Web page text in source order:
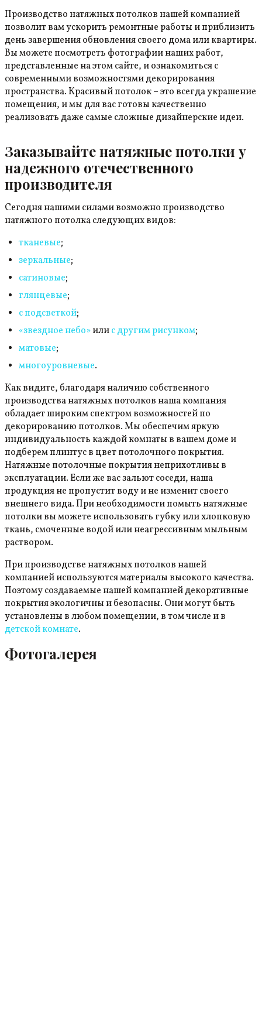
Производство натяжных потолков нашей компанией
позволит вам ускорить ремонтные работы и приблизить
день завершения обновления своего дома или квартиры.
Вы можете посмотреть фотографии наших работ,
представленные на этом сайте, и ознакомиться с
современными возможностями декорирования
пространства. Красивый потолок – это всегда украшение
помещения, и мы для вас готовы качественно
реализовать даже самые сложные дизайнерские идеи.
Заказывайте натяжные потолки у
надежного отечественного
производителя
Сегодня нашими силами возможно производство
натяжного потолка следующих видов:
тканевые;
зеркальные;
сатиновые;
глянцевые;
с подсветкой;
«звездное небо»илис другим рисунком;
матовые;
многоуровневые.
Как видите, благодаря наличию собственного
производства натяжных потолков наша компания
обладает широким спектром возможностей по
декорированию потолков. Мы обеспечим яркую
индивидуальность каждой комнаты в вашем доме и
подберем плинтус в цвет потолочного покрытия.
Натяжные потолочные покрытия неприхотливы в
эксплуатации. Если же вас зальют соседи, наша
продукция не пропустит воду и не изменит своего
внешнего вида. При необходимости помыть натяжные
потолки вы можете использовать губку или хлопковую
ткань, смоченные водой или неагрессивным мыльным
раствором.
При производстве натяжных потолков нашей
компанией используются материалы высокого качества.
Поэтому создаваемые нашей компанией декоративные
покрытия экологичны и безопасны. Они могут быть
установлены в любом помещении, в том числе и в
детской комнате.
Фотогалерея